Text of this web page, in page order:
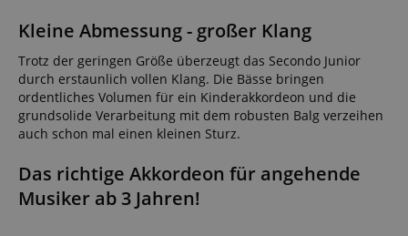
Kleine Abmessung - großer Klang
Trotz der geringen Größe überzeugt das Secondo Junior
durch erstaunlich vollen Klang. Die Bässe bringen
ordentliches Volumen für ein Kinderakkordeon und die
grundsolide Verarbeitung mit dem robusten Balg verzeihen
auch schon mal einen kleinen Sturz.
Das richtige Akkordeon für angehende
Musiker ab 3 Jahren!